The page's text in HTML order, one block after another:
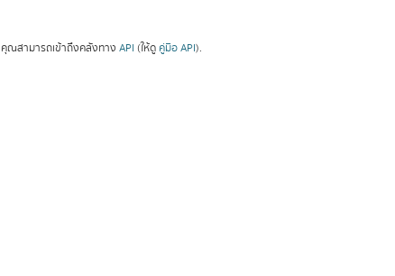
คุณสามารถเข้าถึงคลังทาง API (ให้ดู คู่มือ API).